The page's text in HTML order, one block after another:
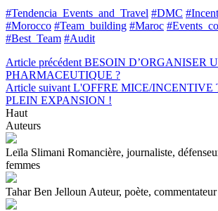
#Tendencia_Events_and_Travel #DMC
#Morocco #Team_building #Maroc
#Best_Team #Audit
Article précédent BESOIN D’ORGANISER
PHARMACEUTIQUE ?
Article suivant L'OFFRE MICE/INCENTIVE
PLEIN EXPANSION !
Haut
Auteurs
Leïla Slimani Romancière, journaliste,
femmes
Tahar Ben Jelloun Auteur, poète,